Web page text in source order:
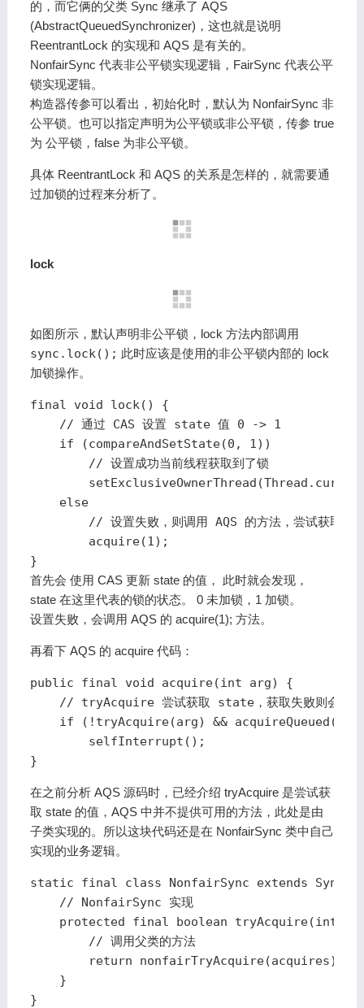
的，而它俩的父类 Sync 继承了 AQS
(AbstractQueuedSynchronizer)，这也就是说明
ReentrantLock 的实现和 AQS 是有关的。
NonfairSync 代表非公平锁实现逻辑，FairSync 代表公平
锁实现逻辑。
构造器传参可以看出，初始化时，默认为 NonfairSync 非
公平锁。也可以指定声明为公平锁或非公平锁，传参 true
为 公平锁，false 为非公平锁。
具体 ReentrantLock 和 AQS 的关系是怎样的，就需要通
过加锁的过程来分析了。
lock
如图所示，默认声明非公平锁，lock 方法内部调用
sync.lock(); 此时应该是使用的非公平锁内部的 lock
加锁操作。
final void lock() {
    // 通过 CAS 设置 state 值 0 -> 1
    if (compareAndSetState(0, 1))
        // 设置成功当前线程获取到了锁
    else
// 设置失败，则调用 AQS 的方法，尝试获取锁
        acquire(1);
}
首先会 使用 CAS 更新 state 的值， 此时就会发现，
state 在这里代表的锁的状态。 0 未加锁，1 加锁。
设置失败，会调用 AQS 的 acquire(1); 方法。
再看下 AQS 的 acquire 代码：
public final void acquire(int arg) {
// tryAcquire 尝试获取 state，获取失败则会加入
if (!tryAcquire(arg) &&
        selfInterrupt();
}
在之前分析 AQS 源码时，已经介绍 tryAcquire 是尝试获
取 state 的值，AQS 中并不提供可用的方法，此处是由
子类实现的。所以这块代码还是在 NonfairSync 类中自己
实现的业务逻辑。
static final class NonfairSync extends Sync {
    // NonfairSync 实现
protected final boolean tryAcquire(int
        // 调用父类的方法
        return nonfairTryAcquire(acquires);
    }
}